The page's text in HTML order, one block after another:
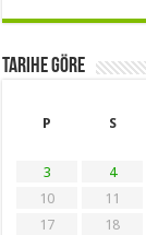
Tarihe Göre
P
S
3
4
10
11
17
18